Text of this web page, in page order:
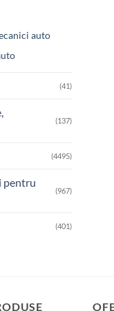
auto
(41)
(137)
(4495)
pentru
(967)
(401)